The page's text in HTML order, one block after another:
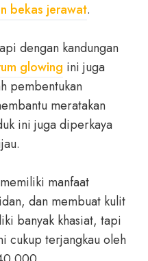
bekas jerawat.
dengan kandungan
glowing ini juga
pembentukan
meratakan
ini juga diperkaya
manfaat
dan membuat kulit
banyak khasiat, tapi
cukup terjangkau oleh